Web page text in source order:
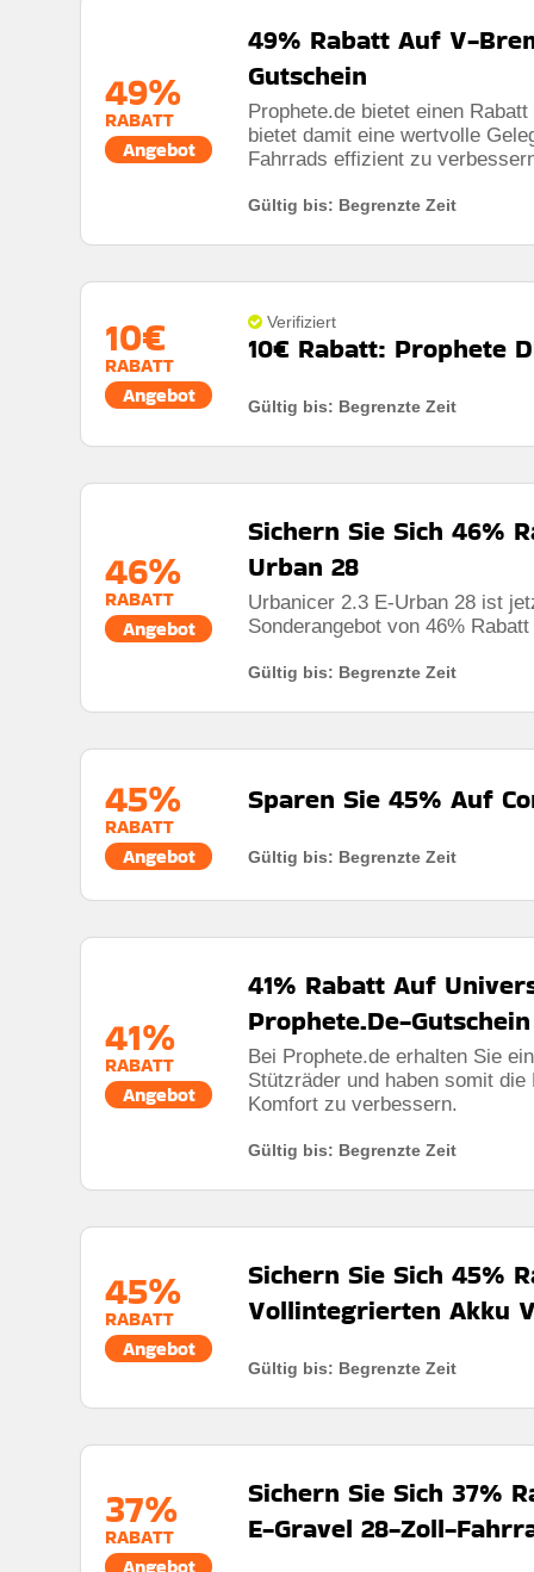
Mindestkaufbetrag:Bestellungen über 30€
Kumulierbar: Nicht mit anderen angeboten
Bedingungen:
Berechtigung:Für alle Kunden
Art des Angebots:Zeitlich begrenztes angebot
Kumulierbar: Nicht mit anderen Aktionen
Bedingungen:Weitere Informationen finden Sie in
49%
RABATT
Angebot
49% Rabatt Auf V-
Gutschein
Prophete.de bietet einen
bietet damit eine wertvolle
Fahrrads effizient zu
Gültig bis: Begrenzte Zeit
10€
RABATT
Angebot
Verifiziert
10€ Rabatt: Prophete
Gültig bis: Begrenzte Zeit
Mindestkaufbetrag:Bestellungen �ber 30�
Berechtigung:F�r alle kunden
Art des Angebots:Zeitlich begrenztes angebot
Kumulierbar: Nicht mit anderen angeboten
Bedingungen:Die gesch�ftsbedingungen finden
46%
RABATT
Angebot
Sichern Sie Sich 46%
Urban 28
Urbanicer 2.3 E-Urban 28 ist
Sonderangebot von 46%
Gültig bis: Begrenzte Zeit
45%
RABATT
Angebot
Sparen Sie 45% Auf
Gültig bis: Begrenzte Zeit
Mindestkaufbetrag:Keine mindestausgaben
Berechtigung:Für alle Kunden
Art des Angebots:Zeitlich begrenztes angebot
Kumulierbar: Nicht mit anderen Aktionen
Bedingungen:Weitere Informationen finden Sie in
41%
RABATT
Angebot
41% Rabatt Auf
Prophete.De-Gutschein
Bei Prophete.de erhalten Sie
Stützräder und haben somit
Komfort zu verbessern.
Gültig bis: Begrenzte Zeit
45%
RABATT
Angebot
Sichern Sie Sich 45%
Vollintegrierten Akku
Gültig bis: Begrenzte Zeit
Berechtigung:Für alle Kunden
Art des Angebots:
37%
RABATT
Sichern Sie Sich 37%
E-Gravel 28-Zoll-